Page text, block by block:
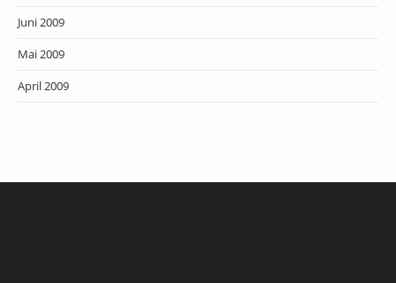
Juni 2009
Mai 2009
April 2009